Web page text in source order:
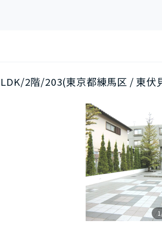
2階/203(東京都練馬区 / 東伏